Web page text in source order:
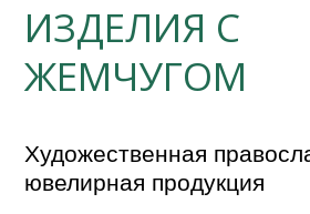
ИЗДЕЛИЯ С
ЖЕМЧУГОМ
Художественная
ювелирная продукция